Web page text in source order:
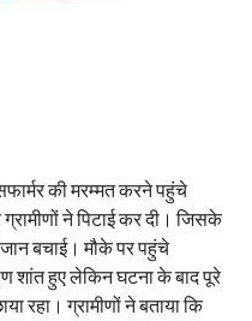
की मरम्मत करने पहुंचे
ने पिटाई कर दी। जिसके
जान बचाई। मौके पर पहुंचे
शांत हुए लेकिन घटना के बाद पूरे
रहा। ग्रामीणों ने बताया कि